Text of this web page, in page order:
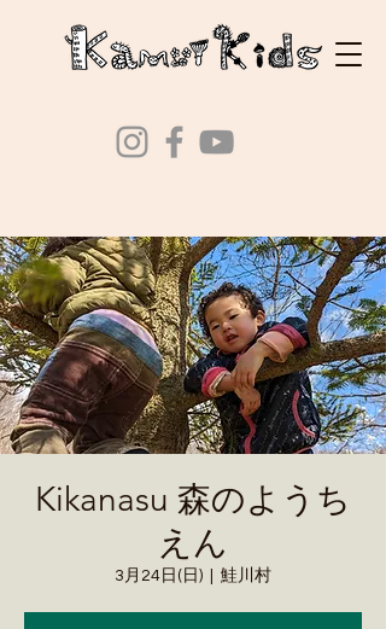
Kikanasu 森のようち
えん
3月24日(日) 鮭川村